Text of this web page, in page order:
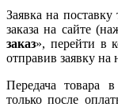
Заявка на
заказа на сайте
заказ», перейти в
отправив заявку
Передача товара
только после